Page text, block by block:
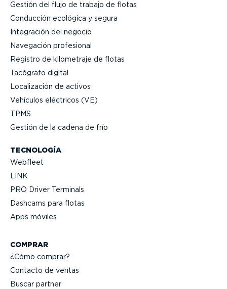
Gestión del flujo de trabajo de flotas
Conducción ecológica y segura
Integración del negocio
Navegación profesional
Registro de kilometraje de flotas
Tacógrafo digital
Locali­zación de activos
Vehículos eléctricos (VE)
TPMS
Gestión de la cadena de frío
TECNOLOGÍA
Webfleet
LINK
PRO Driver Terminals
Dashcams para flotas
Apps móviles
COMPRAR
¿Cómo comprar?
Contacto de ventas
Buscar partner